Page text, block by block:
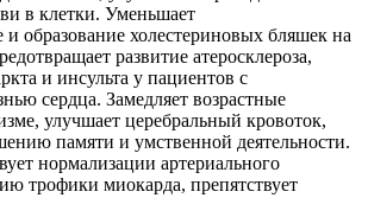
в клетки. Уменьшает
и образование холестериновых бляшек на
развитие атеросклероза,
и инсульта у пациентов с
сердца. Замедляет возрастные
улучшает церебральный кровоток,
памяти и умственной деятельности.
нормализации артериального
трофики миокарда, препятствует